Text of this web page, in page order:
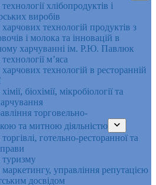
хлібопродуктів і
виробів
технологій продуктів з
і молока та інновацій в
харчуванні ім. Р.Ю. Павлюк
м’яса
технологій в ресторанній
біохімії, мікробіології та
торговельно-
та митною діяльністю
готельно-ресторанної та
управління репутацією
досвідом